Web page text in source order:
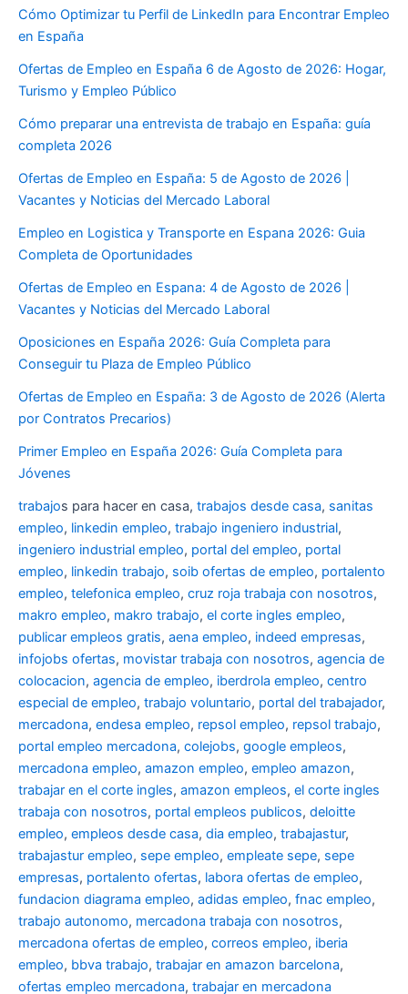
Cómo Optimizar tu Perfil de LinkedIn para Encontrar Empleo
en España
Ofertas de Empleo en España 6 de Agosto de 2026: Hogar,
Turismo y Empleo Público
Cómo preparar una entrevista de trabajo en España: guía
completa 2026
Ofertas de Empleo en España: 5 de Agosto de 2026 |
Vacantes y Noticias del Mercado Laboral
Empleo en Logistica y Transporte en Espana 2026: Guia
Completa de Oportunidades
Ofertas de Empleo en Espana: 4 de Agosto de 2026 |
Vacantes y Noticias del Mercado Laboral
Oposiciones en España 2026: Guía Completa para
Conseguir tu Plaza de Empleo Público
Ofertas de Empleo en España: 3 de Agosto de 2026 (Alerta
por Contratos Precarios)
Primer Empleo en España 2026: Guía Completa para
Jóvenes
trabajos para hacer en casa, trabajos desde casa, sanitas
empleo, linkedin empleo, trabajo ingeniero industrial,
ingeniero industrial empleo, portal del empleo, portal
empleo, linkedin trabajo, soib ofertas de empleo, portalento
empleo, telefonica empleo, cruz roja trabaja con nosotros,
makro empleo, makro trabajo, el corte ingles empleo,
publicar empleos gratis, aena empleo, indeed empresas,
infojobs ofertas, movistar trabaja con nosotros, agencia de
colocacion, agencia de empleo, iberdrola empleo, centro
especial de empleo, trabajo voluntario, portal del trabajador,
mercadona, endesa empleo, repsol empleo, repsol trabajo,
portal empleo mercadona, colejobs, google empleos,
mercadona empleo, amazon empleo, empleo amazon,
trabajar en el corte ingles, amazon empleos, el corte ingles
trabaja con nosotros, portal empleos publicos, deloitte
empleo, empleos desde casa, dia empleo, trabajastur,
trabajastur empleo, sepe empleo, empleate sepe, sepe
empresas, portalento ofertas, labora ofertas de empleo,
fundacion diagrama empleo, adidas empleo, fnac empleo,
trabajo autonomo, mercadona trabaja con nosotros,
mercadona ofertas de empleo, correos empleo, iberia
empleo, bbva trabajo, trabajar en amazon barcelona,
ofertas empleo mercadona, trabajar en mercadona